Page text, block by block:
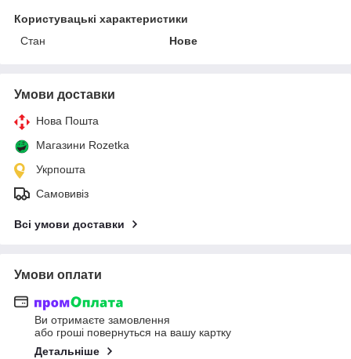
Користувацькі характеристики
Стан
Нове
Умови доставки
Нова Пошта
Магазини Rozetka
Укрпошта
Самовивіз
Всі умови доставки
Умови оплати
Ви отримаєте замовлення
або гроші повернуться на вашу картку
Детальніше